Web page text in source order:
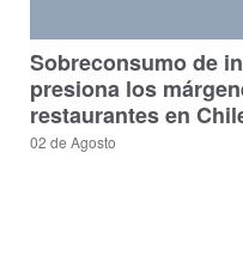
Sobreconsumo de
presiona los
restaurantes en
02 de Agosto